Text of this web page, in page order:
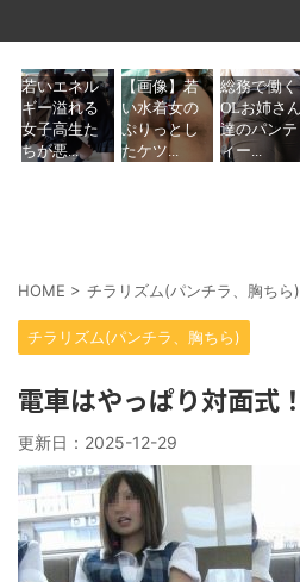
HOME > チラリズム(パンチラ、胸ちら)
チラリズム(パンチラ、胸ちら)
電車はやっぱり対面式！
更新日： 2025-12-29